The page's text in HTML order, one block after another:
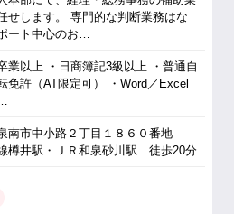
せします。 専門的な判断業務はな
ート中心のお…
業以上 ・日商簿記3級以上 ・普通自
免許（AT限定可） ・Word／Excel
南市中小路２丁目１８６０番地
樽井駅・ＪＲ和泉砂川駅 徒歩20分